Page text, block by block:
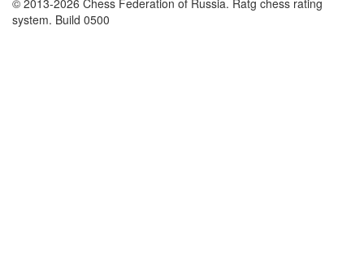
© 2013-2026 Chess Federation of Russia. Ratg chess rating
system. Build 0500